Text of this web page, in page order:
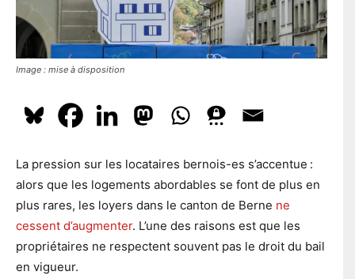
Image : mise à disposition
La pression sur les locataires bernois-es s’accentue :
alors que les logements abordables se font de plus en
plus rares, les loyers dans le canton de Berne ne
cessent d’augmenter. L’une des raisons est que les
propriétaires ne respectent souvent pas le droit du bail
en vigueur.